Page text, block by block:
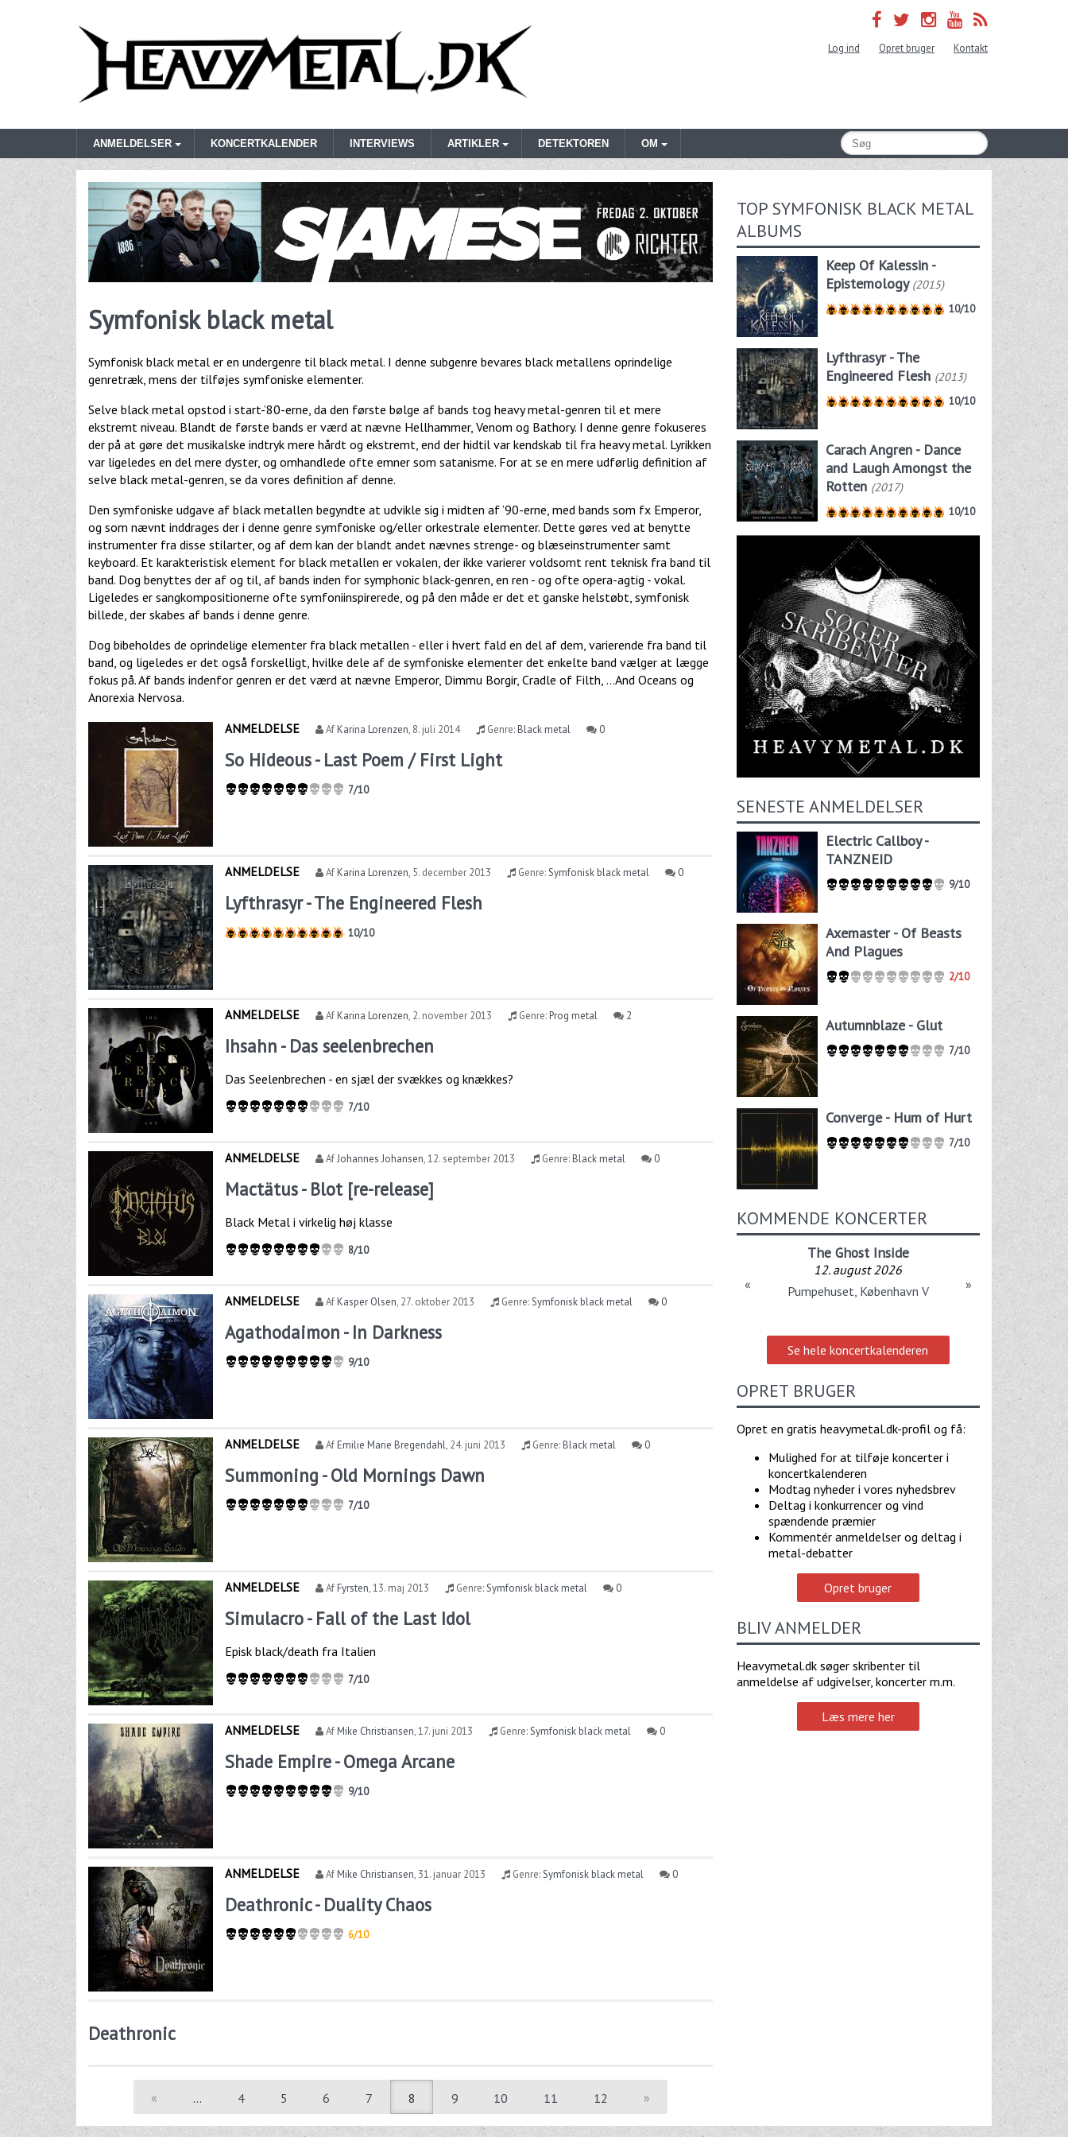
Log ind Opret bruger Kontakt
ANMELDELSER KONCERTKALENDER INTERVIEWS ARTIKLER DETEKTOREN OM
Symfonisk black metal
Symfonisk black metal er en undergenre til black metal. I denne subgenre bevares black metallens oprindelige
genretræk, mens der tilføjes symfoniske elementer.
Selve black metal opstod i start-’80-erne, da den første bølge af bands tog heavy metal-genren til et mere
ekstremt niveau. Blandt de første bands er værd at nævne Hellhammer, Venom og Bathory. I denne genre fokuseres
der på at gøre det musikalske indtryk mere hårdt og ekstremt, end der hidtil var kendskab til fra heavy metal. Lyrikken
var ligeledes en del mere dyster, og omhandlede ofte emner som satanisme. For at se en mere udførlig definition af
selve black metal-genren, se da vores definition af denne.
Den symfoniske udgave af black metallen begyndte at udvikle sig i midten af ’90-erne, med bands som fx Emperor,
og som nævnt inddrages der i denne genre symfoniske og/eller orkestrale elementer. Dette gøres ved at benytte
instrumenter fra disse stilarter, og af dem kan der blandt andet nævnes strenge- og blæseinstrumenter samt
keyboard. Et karakteristisk element for black metallen er vokalen, der ikke varierer voldsomt rent teknisk fra band til
band. Dog benyttes der af og til, af bands inden for symphonic black-genren, en ren - og ofte opera-agtig - vokal.
Ligeledes er sangkompositionerne ofte symfoniinspirerede, og på den måde er det et ganske helstøbt, symfonisk
billede, der skabes af bands i denne genre.
Dog bibeholdes de oprindelige elementer fra black metallen - eller i hvert fald en del af dem, varierende fra band til
band, og ligeledes er det også forskelligt, hvilke dele af de symfoniske elementer det enkelte band vælger at lægge
fokus på. Af bands indenfor genren er det værd at nævne Emperor, Dimmu Borgir, Cradle of Filth, …And Oceans og
Anorexia Nervosa.
ANMELDELSE
AfKarina Lorenzen, 8. juli 2014 Genre:Black metal 0
So Hideous - Last Poem / First Light
7/10
ANMELDELSE AfKarina Lorenzen, 5. december 2013 Genre:Symfonisk black metal 0
Lyfthrasyr - The Engineered Flesh
10/10
ANMELDELSE AfKarina Lorenzen, 2. november 2013 Genre:Prog metal 2
Ihsahn - Das seelenbrechen
Das Seelenbrechen - en sjæl der svækkes og knækkes?
7/10
ANMELDELSE AfJohannes Johansen,12. september 2013 Genre:Black metal 0
Mactätus - Blot [re-release]
Black Metal i virkelig høj klasse
8/10
ANMELDELSE AfKasper Olsen, 27. oktober 2013 Genre:Symfonisk black metal 0
Agathodaimon - In Darkness
9/10
ANMELDELSE AfEmilie Marie Bregendahl, 24. juni 2013 Genre:Black metal 0
Summoning - Old Mornings Dawn
7/10
ANMELDELSE AfFyrsten,13. maj 2013 Genre:Symfonisk black metal 0
Simulacro - Fall of the Last Idol
Episk black/death fra Italien
7/10
ANMELDELSE AfMike Christiansen,17. juni 2013 Genre:Symfonisk black metal 0
Shade Empire - Omega Arcane
9/10
ANMELDELSE AfMike Christiansen, 31. januar 2013 Genre:Symfonisk black metal 0
Deathronic - Duality Chaos
6/10
Deathronic
« … 4 5 6 7 8 9 10 11 12 »
TOP SYMFONISK BLACK METAL
ALBUMS
Keep Of Kalessin -
Epistemology (2015)
10/10
Lyfthrasyr - The
Engineered Flesh (2013)
10/10
Carach Angren - Dance
and Laugh Amongst the
Rotten (2017)
10/10
SENESTE ANMELDELSER
Electric Callboy -
TANZNEID
9/10
Axemaster - Of Beasts
And Plagues
2/10
Autumnblaze - Glut
7/10
Converge - Hum of Hurt
7/10
KOMMENDE KONCERTER
The Ghost Inside
12. august 2026
Pumpehuset, København V
« »
Se hele koncertkalenderen
OPRET BRUGER
Opret en gratis heavymetal.dk-profil og få:
Mulighed for at tilføje koncerter i
koncertkalenderen
Modtag nyheder i vores nyhedsbrev
Deltag i konkurrencer og vind
spændende præmier
Kommentér anmeldelser og deltag i
metal-debatter
Opret bruger
BLIV ANMELDER
Heavymetal.dk søger skribenter til
anmeldelse af udgivelser, koncerter m.m.
Læs mere her